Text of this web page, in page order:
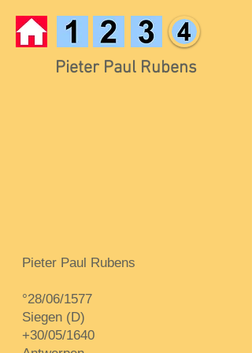
Pieter Paul Rubens
Pieter Paul Rubens
°28/06/1577
Siegen (D)
+30/05/1640